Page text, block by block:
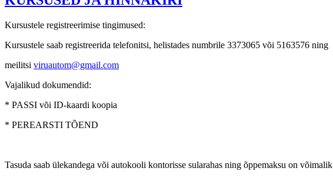
Kursustele registreerimise tingimused:
Kursustele saab registreerida telefonitsi, helistades numbrile 3373065 või 5163576 ning
meilitsi viruautom@gmail.com
Vajalikud dokumendid:
* PASSI või ID-kaardi koopia
* PEREARSTI TÕEND
Tasuda saab ülekandega või autokooli kontorisse sularahas ning õppemaksu on võimalik